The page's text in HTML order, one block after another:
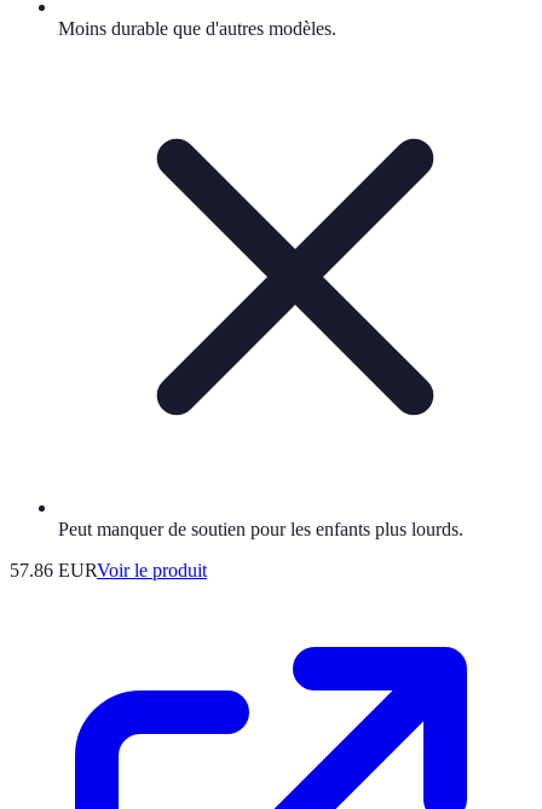
Moins durable que d'autres modèles.
Peut manquer de soutien pour les enfants plus lourds.
57.86 EURVoir le produit